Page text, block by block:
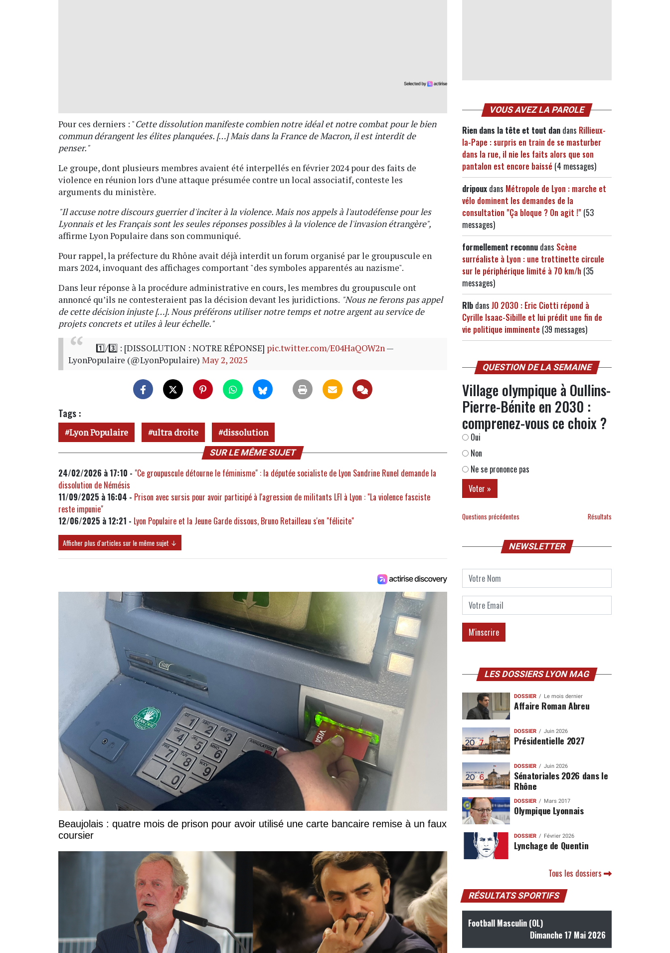
Pour ces derniers : "Cette dissolution manifeste combien notre idéal et notre combat pour le bien
commun dérangent les élites planquées. […] Mais dans la France de Macron, il est interdit de
penser."
Le groupe, dont plusieurs membres avaient été interpellés en février 2024 pour des faits de
violence en réunion lors d’une attaque présumée contre un local associatif, conteste les
arguments du ministère.
"Il accuse notre discours guerrier d'inciter à la violence. Mais nos appels à l'autodéfense pour les
Lyonnais et les Français sont les seules réponses possibles à la violence de l'invasion étrangère",
affirme Lyon Populaire dans son communiqué.
Pour rappel, la préfecture du Rhône avait déjà interdit un forum organisé par le groupuscule en
mars 2024, invoquant des affichages comportant "des symboles apparentés au nazisme".
Dans leur réponse à la procédure administrative en cours, les membres du groupuscule ont
annoncé qu’ils ne contesteraient pas la décision devant les juridictions. "Nous ne ferons pas appel
de cette décision injuste […]. Nous préférons utiliser notre temps et notre argent au service de
projets concrets et utiles à leur échelle."
1️⃣/3️⃣ : [DISSOLUTION : NOTRE RÉPONSE] pic.twitter.com/E04HaQOW2n —
LyonPopulaire (@LyonPopulaire) May 2, 2025
Tags :
Lyon Populaire ultra droite dissolution
SUR LE MÊME SUJET
24/02/2026 à 17:10 - "Ce groupuscule détourne le féminisme" : la députée socialiste de Lyon Sandrine Runel demande la
dissolution de Némésis
11/09/2025 à 16:04 - Prison avec sursis pour avoir participé à l'agression de militants LFI à Lyon : "La violence fasciste
reste impunie"
12/06/2025 à 12:21 - Lyon Populaire et la Jeune Garde dissous, Bruno Retailleau s'en "félicite"
Afficher plus d'articles sur le même sujet ↓
Beaujolais : quatre mois de prison pour avoir utilisé une carte bancaire remise à un faux
coursier
VOUS AVEZ LA PAROLE
Rien dans la tête et tout dan dans Rillieux-
la-Pape : surpris en train de se masturber
dans la rue, il nie les faits alors que son
pantalon est encore baissé (4 messages)
dripoux dans Métropole de Lyon : marche et
vélo dominent les demandes de la
consultation "Ça bloque ? On agit !" (53
messages)
formellement reconnu dans Scène
surréaliste à Lyon : une trottinette circule
sur le périphérique limité à 70 km/h (35
messages)
Rlb dans JO 2030 : Eric Ciotti répond à
Cyrille Isaac-Sibille et lui prédit une fin de
vie politique imminente (39 messages)
QUESTION DE LA SEMAINE
Village olympique à Oullins-
Pierre-Bénite en 2030 :
comprenez-vous ce choix ?
Oui
Non
Ne se prononce pas
Questions précédentes Résultats
NEWSLETTER
LES DOSSIERS LYON MAG
DOSSIER Le mois dernier
Affaire Roman Abreu
DOSSIER Juin 2026
Présidentielle 2027
DOSSIER Juin 2026
Sénatoriales 2026 dans le
Rhône
DOSSIER Mars 2017
Olympique Lyonnais
DOSSIER Février 2026
Lynchage de Quentin
Tous les dossiers
RÉSULTATS SPORTIFS
Football Masculin (OL)
Dimanche 17 Mai 2026